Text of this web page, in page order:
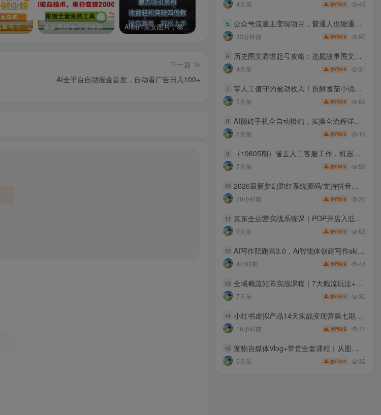
最新数字人书单号日400+创业粉，单日变现五位数，市面卖5980附软件和详… 多多视频撸收益最新玩法，高收益技术，单日变现2000+，附赠全套技术资料 AI制作美女图片，暴力吸引男粉，收益轻松突破四位数，操作简单 上手难度低 2024年最新玩法转转无货源电商，新手小白 简单操作，长期稳定 日收入500＋ 发行人计划蛋仔派对全新玩法，一天3000＋，蓝海暴力变现
下一篇
AI全平台自动掘金首发，自动看广告日入100+
4天前 梦币9.9 46
5 公众号流量主变现项目，普通人也能通过这个项目日入四位数（更新26年8月）
33分钟前 梦币9.9 97
6 历史图文赛道起号攻略：选题故事图文成片教学，掌握短视频发布高效运营技巧
4天前 梦币9.9 31
7 零人工值守的被动收入！拆解番茄小说达人挂G底层賺钱逻辑，日入1000+，全程傻瓜式落地【揭秘】
5天前 梦币9.9 66
8 AI搬砖手机全自动褂鸡，实操全流程详解，彻底解放双手，单机稳定50+，可批量矩阵放大操作，小白轻松上手【揭秘】
5天前 梦币9.9 19
9 （19605期）省去人工客服工作，机器人自动发资源，全套多多虚拟玩法月收益 1-5W
7天前 梦币9.9 59
10 2026最新梦幻防红系统源码/支持抖音圆码
20小时前 梦币9.9 20
11 京东全运营实战系统课｜POP开店入驻+选品搜索优化+京准通推广+活动营销+数据分析，爆款打造全链路教程
9天前 梦币9.9 63
12 AI写作陪跑营3.0，Ai智能体创建写作skill（workbuddy）+人工手写模式（手搓模式），去除AI痕迹（头条号、公众号、百家号）（更新0806）
4小时前 梦币9.9 48
13 全域截流矩阵实战课程｜7大截流玩法+6大平台落地，素人号+行业号双布局，不要脸的截流打粉，咔咔咔的下钩子！
7天前 梦币9.9 30
14 小红书虚拟产品14天实战变现营第七期，打通从选品、原创产品、内容引流到多渠道成交全链路
16小时前 梦币9.9 72
15 宠物自媒体Vlog+带货全套课程｜从图文生成、剪辑成片到带货变现一站式教学
5天前 梦币9.9 32